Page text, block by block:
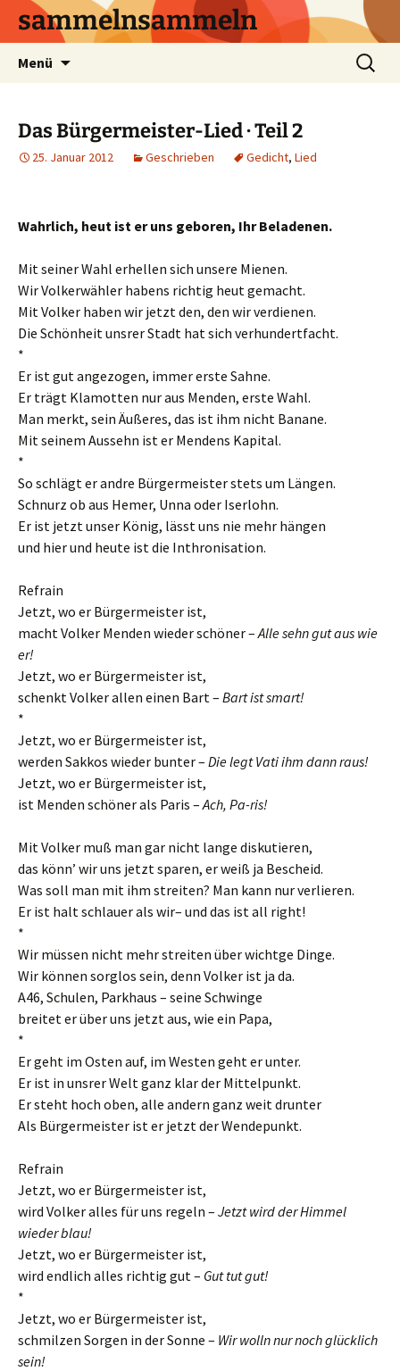
sammelnsammeln
Menü
Suchen
nach:
Das Bürgermeister-Lied · Teil 2
25. Januar 2012 Geschrieben Gedicht, Lied
Wahrlich, heut ist er uns geboren, Ihr Beladenen.
Mit seiner Wahl erhellen sich unsere Mienen.
Wir Volkerwähler habens richtig heut gemacht.
Mit Volker haben wir jetzt den, den wir verdienen.
Die Schönheit unsrer Stadt hat sich verhundertfacht.
*
Er ist gut angezogen, immer erste Sahne.
Er trägt Klamotten nur aus Menden, erste Wahl.
Man merkt, sein Äußeres, das ist ihm nicht Banane.
Mit seinem Aussehn ist er Mendens Kapital.
*
So schlägt er andre Bürgermeister stets um Längen.
Schnurz ob aus Hemer, Unna oder Iserlohn.
Er ist jetzt unser König, lässt uns nie mehr hängen
und hier und heute ist die Inthronisation.
Refrain
Jetzt, wo er Bürgermeister ist,
macht Volker Menden wieder schöner –Alle sehn gut aus wie
er!
Jetzt, wo er Bürgermeister ist,
schenkt Volker allen einen Bart – Bart ist smart!
*
Jetzt, wo er Bürgermeister ist,
werden Sakkos wieder bunter – Die legt Vati ihm dann raus!
Jetzt, wo er Bürgermeister ist,
ist Menden schöner als Paris –Ach, Pa-ris!
Mit Volker muß man gar nicht lange diskutieren,
das könn’ wir uns jetzt sparen, er weiß ja Bescheid.
Was soll man mit ihm streiten? Man kann nur verlieren.
Er ist halt schlauer als wir– und das ist all right!
*
Wir müssen nicht mehr streiten über wichtge Dinge.
Wir können sorglos sein, denn Volker ist ja da.
A46, Schulen, Parkhaus – seine Schwinge
breitet er über uns jetzt aus, wie ein Papa,
*
Er geht im Osten auf, im Westen geht er unter.
Er ist in unsrer Welt ganz klar der Mittelpunkt.
Er steht hoch oben, alle andern ganz weit drunter
Als Bürgermeister ist er jetzt der Wendepunkt.
Refrain
Jetzt, wo er Bürgermeister ist,
wird Volker alles für uns regeln – Jetzt wird der Himmel
wieder blau!
Jetzt, wo er Bürgermeister ist,
wird endlich alles richtig gut – Gut tut gut!
*
Jetzt, wo er Bürgermeister ist,
schmilzen Sorgen in der Sonne – Wir wolln nur noch glücklich
sein!